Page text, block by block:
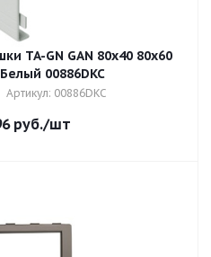
TA-GN GAN 80x40 80x60
00886DKC
Артикул: 00886DKC
руб./шт